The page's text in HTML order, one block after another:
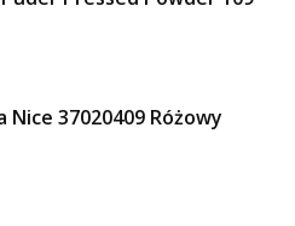
Nice 37020409 Różowy